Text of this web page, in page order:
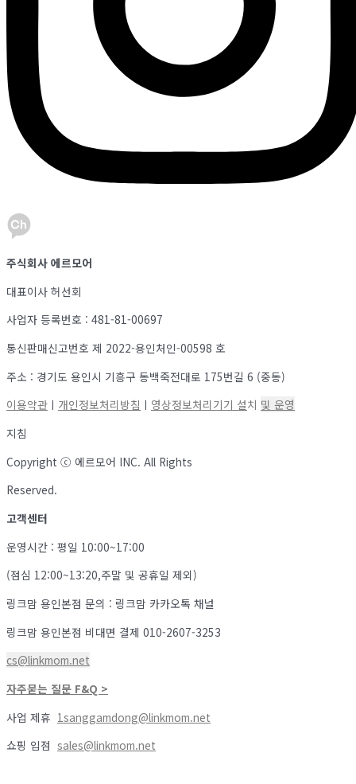
주식회사 에르모어
대표이사 허선회
사업자 등록번호 : 481-81-00697
통신판매신고번호 제 2022-용인처인-00598 호
주소 : 경기도 용인시 기흥구 동백죽전대로 175번길 6 (중동)
이용약관 ㅣ 개인정보처리방침 ㅣ 영상정보처리기기 설치 및 운영
지침
Copyright ⓒ 에르모어 INC. All Rights
Reserved.
고객센터
운영시간 : 평일 10:00~17:00
(점심 12:00~13:20,주말 및 공휴일 제외)
링크맘 용인본점 문의 : 링크맘 카카오톡 채널
링크맘 용인본점 비대면 결제 010-2607-3253
cs@linkmom.net
자주묻는 질문 F&Q >
사업 제휴 1sanggamdong@linkmom.net
쇼핑 입점 sales@linkmom.net